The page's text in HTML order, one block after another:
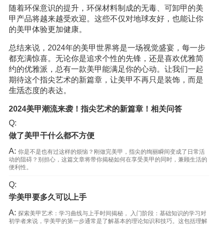
随着环保意识的提升，环保材料制成的无毒、可卸甲的美
甲产品将越来越受欢迎。这些不仅对地球友好，也能让你
的美甲体验更加健康。
总结来说，2024年的美甲世界将是一场视觉盛宴，每一步
都充满惊喜。无论你是追求个性的先锋，还是喜欢优雅简
约的优雅派，总有一款美甲能满足你的心动。让我们一起
期待这个指尖艺术的新篇章，让美甲不再只是装饰，而是
生活态度的表达。
2024美甲潮流来袭！指尖艺术的新篇章！相关问答
Q:
做了美甲干什么都不方便
A: 你是不是也有过这样的烦恼？刚做完美甲，指尖的绚丽瞬间变成了日常活
动的阻碍？别担心，这篇文章将带你揭秘如何在享受美甲的同时，兼顾生活的
便利性。
Q:
学美甲要多久可以上手
A: 探索美甲艺术：学习曲线与上手时间揭秘， 入门阶段：基础知识的学习对
初学者来说，学美甲的第一步通常是了解基本的理论知识和技巧。这包括理解